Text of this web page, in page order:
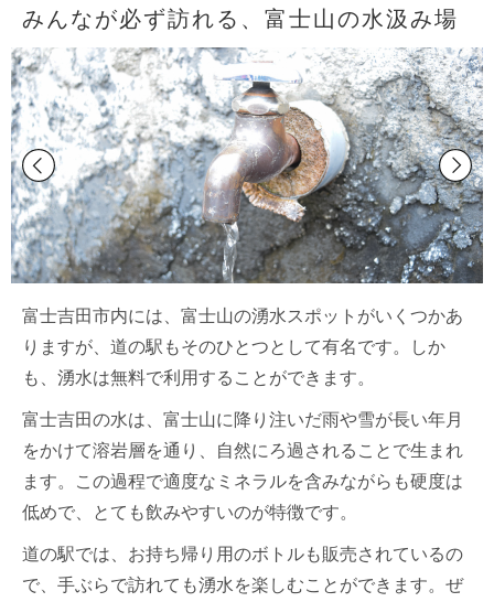
みんなが必ず訪れる、富士山の水汲み場
富士吉田市内には、富士山の湧水スポットがいくつかあ
りますが、道の駅もそのひとつとして有名です。しか
も、湧水は無料で利用することができます。
富士吉田の水は、富士山に降り注いだ雨や雪が長い年月
をかけて溶岩層を通り、自然にろ過されることで生まれ
ます。この過程で適度なミネラルを含みながらも硬度は
低めで、とても飲みやすいのが特徴です。
道の駅では、お持ち帰り用のボトルも販売されているの
で、手ぶらで訪れても湧水を楽しむことができます。ぜ